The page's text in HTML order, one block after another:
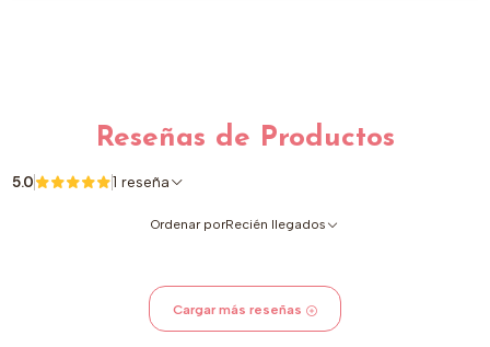
Reseñas de Productos
5.0 1 reseña
Ordenar porRecién llegados
Cargar más reseñas